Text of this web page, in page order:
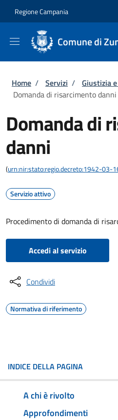
Regione Campania
Comune di
Briciole di pane
Home / Servizi / Giustizia
Domanda di risarcimento danni
Domanda di
danni
(urn:nir:stato:regio.decreto:1942-03-
Servizio attivo
Procedimento di domanda di
Accedi al servizio
Condividi
Normativa di riferimento
INDICE DELLA PAGINA
A chi è rivolto
Approfondimenti